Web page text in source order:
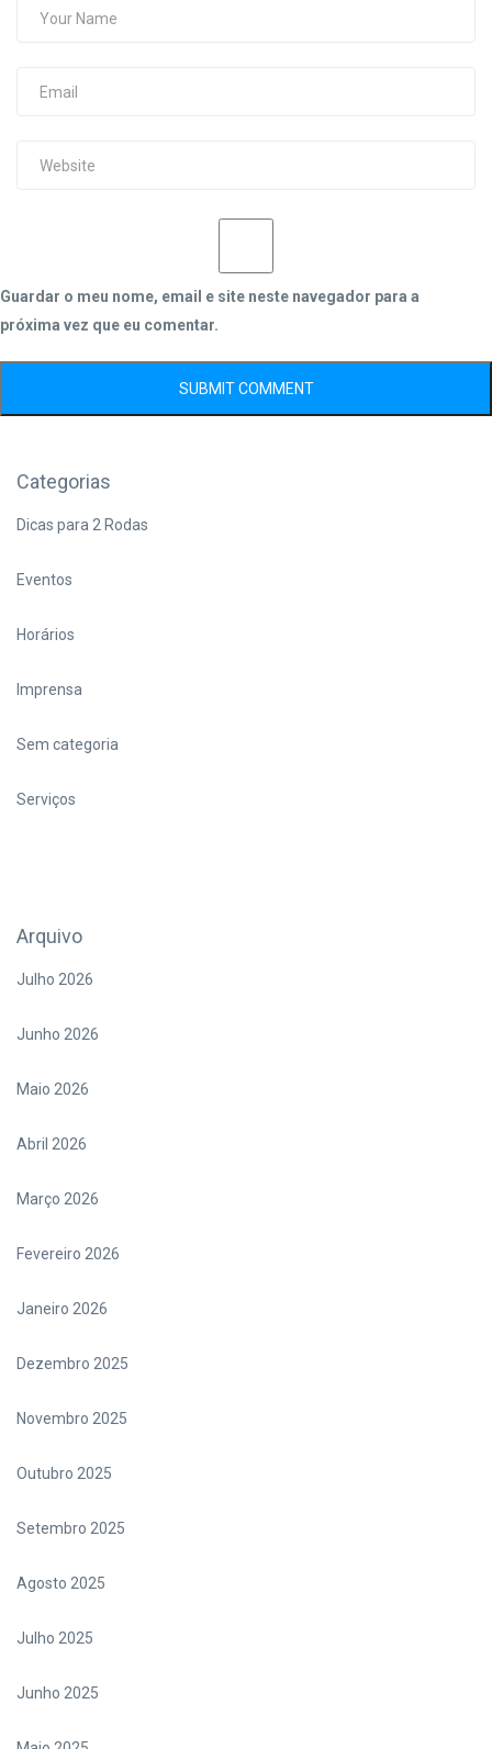
Guardar o meu nome, email e site neste navegador para a
próxima vez que eu comentar.
Categorias
Dicas para 2 Rodas
Eventos
Horários
Imprensa
Sem categoria
Serviços
Arquivo
Julho 2026
Junho 2026
Maio 2026
Abril 2026
Março 2026
Fevereiro 2026
Janeiro 2026
Dezembro 2025
Novembro 2025
Outubro 2025
Setembro 2025
Agosto 2025
Julho 2025
Junho 2025